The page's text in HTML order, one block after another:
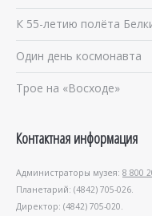
К 55-летию полёта
Один день космонавта
Трое на «Восходе»
Контактная информация
Администраторы музея: 8 800
Планетарий: (4842) 705-026.
Директор: (4842) 705-020.